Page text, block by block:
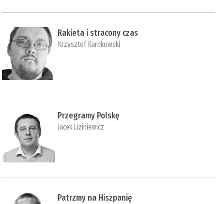
Rakieta i stracony czas
Krzysztof Karnkowski
Przegramy Polskę
Jacek Liziniewicz
Patrzmy na Hiszpanię